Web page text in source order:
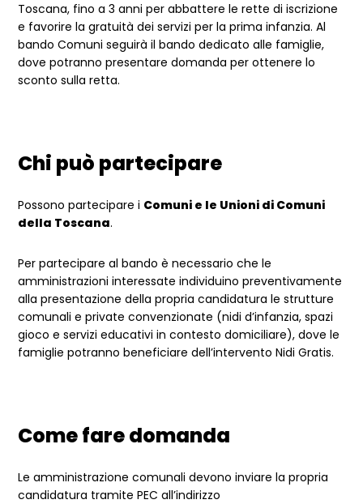
Toscana, fino a 3 anni per abbattere le rette di iscrizione
e favorire la gratuità dei servizi per la prima infanzia. Al
bando Comuni seguirà il bando dedicato alle famiglie,
dove potranno presentare domanda per ottenere lo
sconto sulla retta.
Chi può partecipare
Possono partecipare i Comuni e le Unioni di Comuni
della Toscana.
Per partecipare al bando è necessario che le
amministrazioni interessate individuino preventivamente
alla presentazione della propria candidatura le strutture
comunali e private convenzionate (nidi d’infanzia, spazi
gioco e servizi educativi in contesto domiciliare), dove le
famiglie potranno beneficiare dell’intervento Nidi Gratis.
Come fare domanda
Le amministrazione comunali devono inviare la propria
candidatura tramite PEC all’indirizzo